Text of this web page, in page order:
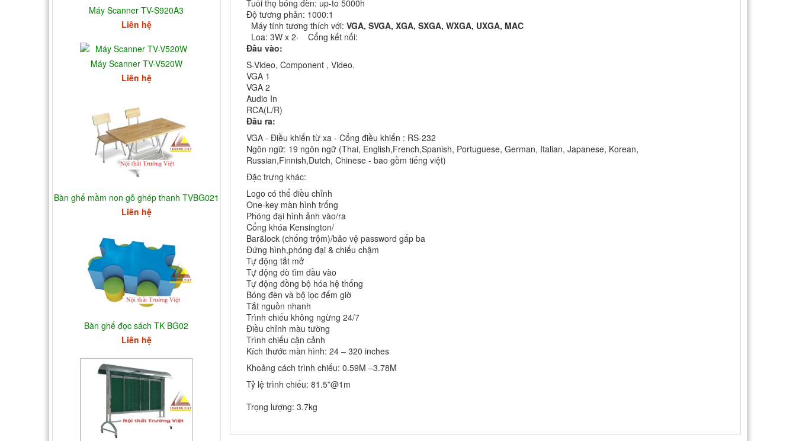
Tuổi thọ bóng đèn: up-to 5000h
Độ tương phản: 1000:1
Máy tính tương thích với: VGA, SVGA, XGA, SXGA, WXGA, UXGA, MAC
Loa: 3W x 2· Cổng kết nối:
Đầu vào:
S-Video, Component , Video.
VGA 1
VGA 2
Audio In
RCA(L/R)
Đầu ra:
VGA - Điều khiển từ xa - Cổng điều khiển : RS-232
Ngôn ngữ: 19 ngôn ngữ (Thai, English,French,Spanish, Portuguese, German, Italian, Japanese, Korean,
Russian,Finnish,Dutch, Chinese - bao gồm tiếng việt)
Đặc trưng khác:
Logo có thể điều chỉnh
One-key màn hình trống
Phóng đại hình ảnh vào/ra
Cổng khóa Kensington/
Bar&lock (chống trộm)/bảo vệ password gấp ba
Đứng hình,phóng đại & chiếu chậm
Tự động tắt mở
Tự động dò tìm đầu vào
Tự động đồng bộ hóa hệ thống
Bóng đèn và bộ lọc đếm giờ
Tắt nguồn nhanh
Trình chiếu không ngừng 24/7
Điều chỉnh màu tường
Trình chiếu cận cảnh
Kích thước màn hình: 24 – 320 inches
Khoảng cách trình chiếu: 0.59M –3.78M
Tỷ lệ trình chiếu: 81.5”@1m
Trọng lượng: 3.7kg
Máy Scanner TV-S920A3
Liên hệ
Máy Scanner TV-V520W
Liên hệ
Bàn ghế mầm non gỗ ghép thanh TVBG021
Liên hệ
Bàn ghế đọc sách TK BG02
Liên hệ